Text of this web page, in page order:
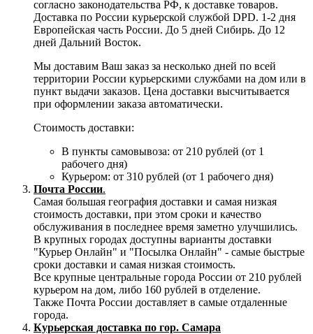
согласно законодательства РФ, к доставке товаров.
Доставка по России курьерской службой DPD. 1-2 дня
Европейская часть России. До 5 дней Сибирь. До 12
дней Дальний Восток.
Мы доставим Ваш заказ за несколько дней по всей
территории России курьерскими службами на дом или в
пункт выдачи заказов. Цена доставки высчитывается
при оформлении заказа автоматически.
Стоимость доставки:
В пункты самовывоза: от 210 рублей (от 1
рабочего дня)
Курьером: от 310 рублей (от 1 рабочего дня)
Почта России.
Самая большая география доставки и самая низкая
стоимость доставки, при этом сроки и качество
обслуживания в последнее время заметно улучшились.
В крупных городах доступны варианты доставки
"Курьер Онлайн" и "Посылка Онлайн" - самые быстрые
сроки доставки и самая низкая стоимость.
Все крупные центральные города России от 210 рублей
курьером на дом, либо 160 рублей в отделение.
Также Почта России доставляет в самые отдаленные
города.
Курьерская доставка по гор. Самара